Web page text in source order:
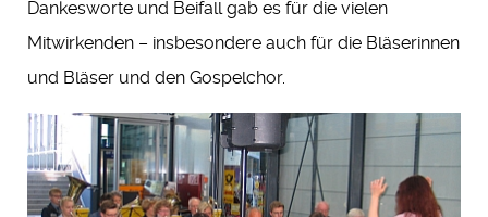
Dankesworte und Beifall gab es für die vielen
Mitwirkenden – insbesondere auch für die Bläserinnen
und Bläser und den Gospelchor.